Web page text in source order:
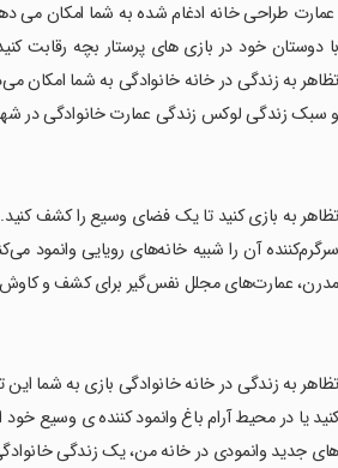
عمارت طراحی خانه ادغام شده به شما امکان می
با دوستان خود در بازی های پرستار بچه رقابت
تظاهر به زندگی در خانه خانوادگی به شما امکان
و سبک زندگی لوکس زندگی عمارت خانوادگی در
‏تظاهر به بازی کنید تا یک فضای وسیع را کشف
سرگرم‌کننده آن را شبیه خانه‌های رویایی
مدرن، عمارت‌های مجلل نفس‌گیر برای کشف و کاوش
‏تظاهر به زندگی در خانه خانوادگی بازی به شما
کنید یا در محیط آرام باغ وانمود کننده ی وسیع
های جدید وانمودی در خانه من، یک زندگی